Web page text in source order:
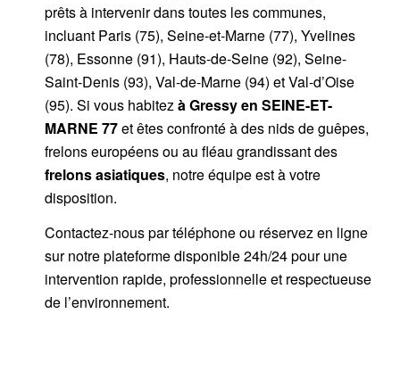
prêts à intervenir dans toutes les communes,
incluant Paris (75), Seine-et-Marne (77), Yvelines
(78), Essonne (91), Hauts-de-Seine (92), Seine-
Saint-Denis (93), Val-de-Marne (94) et Val-d’Oise
(95). Si vous habitez à Gressyen SEINE-ET-
MARNE 77et êtes confronté à des nids de guêpes,
frelons européens ou au fléau grandissant des
frelons asiatiques, notre équipe est à votre
disposition.
Contactez-nous par téléphone ou réservez en ligne
sur notre plateforme disponible 24h/24 pour une
intervention rapide, professionnelle et respectueuse
de l’environnement.